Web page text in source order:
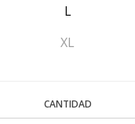
L
XL
CANTIDAD